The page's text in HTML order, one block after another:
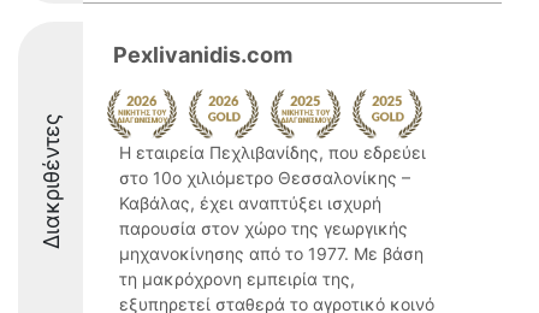
Διακριθέντες
Pexlivanidis.com
Η εταιρεία Πεχλιβανίδης, που εδρεύει
στο 10ο χιλιόμετρο Θεσσαλονίκης –
Καβάλας, έχει αναπτύξει ισχυρή
παρουσία στον χώρο της γεωργικής
μηχανοκίνησης από το 1977. Με βάση
τη μακρόχρονη εμπειρία της,
εξυπηρετεί σταθερά το αγροτικό κοινό